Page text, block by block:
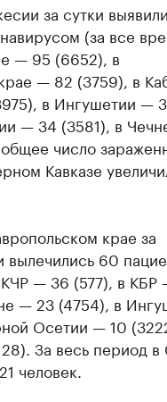
за сутки
(за все
— 95 (6652), в
— 82 (3759), в
в Ингушетии —
— 34 (3581), в
число
Кавказе
крае за
60
— 36 (577), в КБР
— 23 (4754), в
Осетии — 10
За весь период
человек.